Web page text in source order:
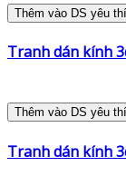
Thêm vào DS yêu
Tranh dán kính
Thêm vào DS yêu
Tranh dán kính